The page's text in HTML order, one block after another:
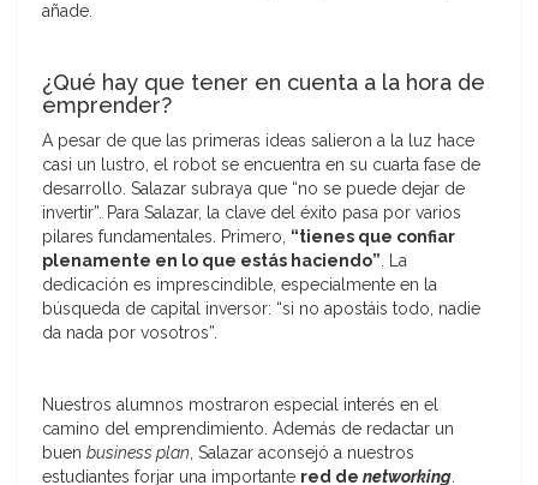
añade.
¿Qué hay que tener en cuenta a la hora de
emprender?
A pesar de que las primeras ideas salieron a la luz hace
casi un lustro, el robot se encuentra en su cuarta fase de
desarrollo. Salazar subraya que “no se puede dejar de
invertir”. Para Salazar, la clave del éxito pasa por varios
pilares fundamentales. Primero, “tienes que confiar
plenamente en lo que estás haciendo” . La
dedicación es imprescindible, especialmente en la
búsqueda de capital inversor: “si no apostáis todo, nadie
da nada por vosotros”.
Nuestros alumnos mostraron especial interés en el
camino del emprendimiento. Además de redactar un
buen business plan , Salazar aconsejó a nuestros
estudiantes forjar una importante red de networking